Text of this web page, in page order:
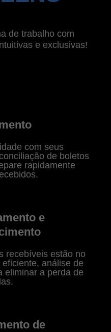
de trabalho com
e exclusivas!
com seus
de boletos
rapidamente
e
recebíveis estão no
análise de
eliminar a perda de
de